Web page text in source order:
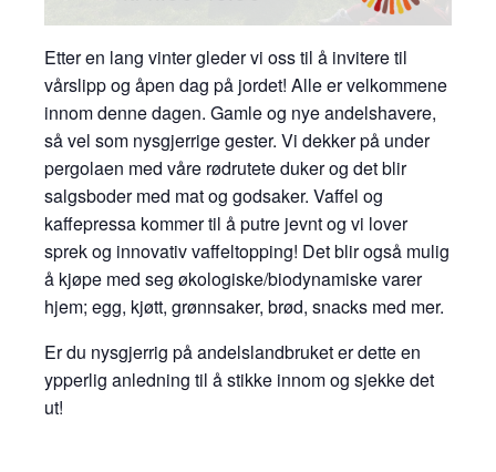
Etter en lang vinter gleder vi oss til å invitere til
vårslipp og åpen dag på jordet! Alle er velkommene
innom denne dagen. Gamle og nye andelshavere,
så vel som nysgjerrige gester. Vi dekker på under
pergolaen med våre rødrutete duker og det blir
salgsboder med mat og godsaker. Vaffel og
kaffepressa kommer til å putre jevnt og vi lover
sprek og innovativ vaffeltopping! Det blir også mulig
å kjøpe med seg økologiske/biodynamiske varer
hjem; egg, kjøtt, grønnsaker, brød, snacks med mer.
Er du nysgjerrig på andelslandbruket er dette en
ypperlig anledning til å stikke innom og sjekke det
ut!